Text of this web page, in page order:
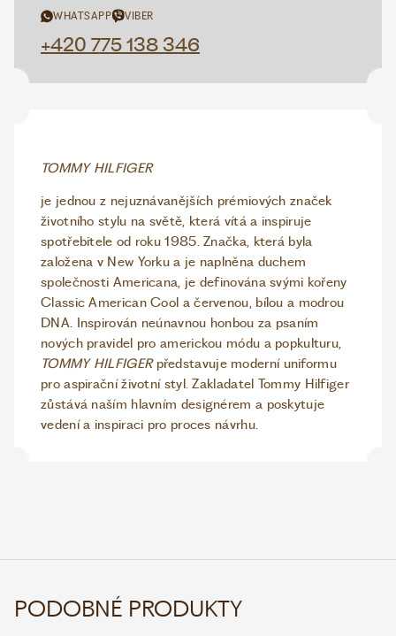
WHATSAPP VIBER
+420 775 138 346
TOMMY HILFIGER
je jednou z nejuznávanějších prémiových značek
životního stylu na světě, která vítá a inspiruje
spotřebitele od roku 1985. Značka, která byla
založena v New Yorku a je naplněna duchem
společnosti Americana, je definována svými kořeny
Classic American Cool a červenou, bílou a modrou
DNA. Inspirován neúnavnou honbou za psaním
nových pravidel pro americkou módu a popkulturu,
TOMMY HILFIGERpředstavuje moderní uniformu
pro aspirační životní styl. Zakladatel Tommy Hilfiger
zůstává naším hlavním designérem a poskytuje
vedení a inspiraci pro proces návrhu.
PODOBNÉ PRODUKTY